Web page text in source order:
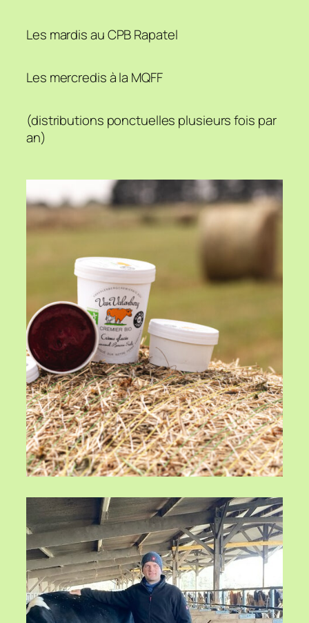
Les mardis au CPB Rapatel
Les mercredis à la MQFF
(distributions ponctuelles plusieurs fois par
an)